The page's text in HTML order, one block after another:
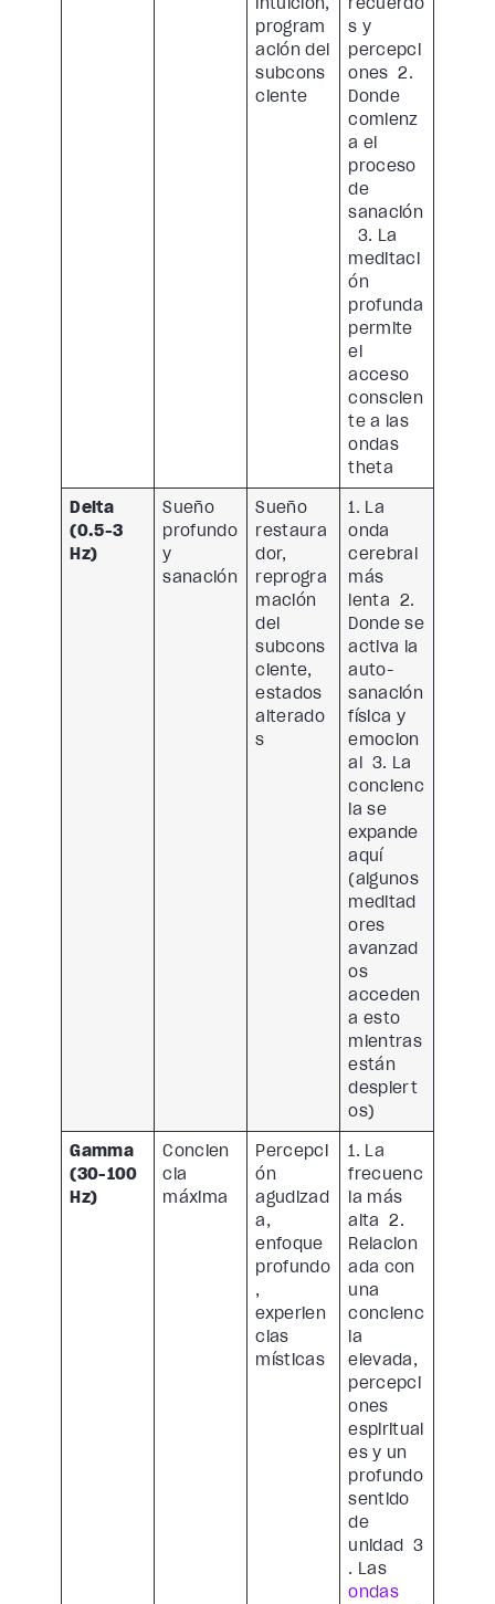
program
ación del
subcons
ciente
s y
percepci
ones 2.
Donde
comienz
a el
proceso
de
sanación
3. La
meditaci
ón
profunda
permite
el
acceso
conscien
te a las
ondas
theta
Delta
(0.5-3
Hz)
Sueño
profundo
y
sanación
Sueño
restaura
dor,
reprogra
mación
del
subcons
ciente,
estados
alterado
s
1. La
onda
cerebral
más
lenta 2.
Donde se
activa la
auto-
sanación
física y
emocion
al 3. La
concienc
ia se
expande
aquí
(algunos
meditad
ores
avanzad
os
acceden
a esto
mientras
están
despiert
os)
Gamma
(30-100
Hz)
Concien
cia
máxima
Percepci
ón
agudizad
a,
enfoque
profundo
,
experien
cias
místicas
1. La
frecuenc
ia más
alta 2.
Relacion
ada con
una
concienc
ia
elevada,
percepci
ones
espiritual
es y un
profundo
sentido
de
unidad 3
. Las
ondas